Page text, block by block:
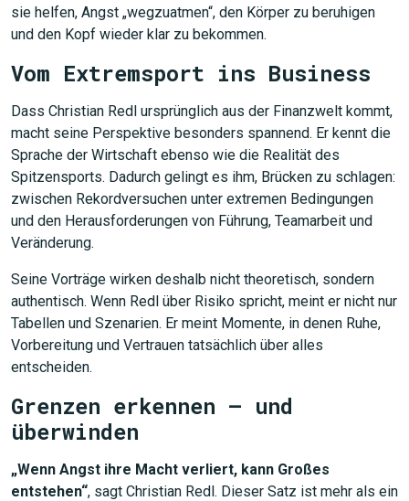
sie helfen, Angst „wegzuatmen“, den Körper zu beruhigen
und den Kopf wieder klar zu bekommen.
Vom Extremsport ins Business
Dass Christian Redl ursprünglich aus der Finanzwelt kommt,
macht seine Perspektive besonders spannend. Er kennt die
Sprache der Wirtschaft ebenso wie die Realität des
Spitzensports. Dadurch gelingt es ihm, Brücken zu schlagen:
zwischen Rekordversuchen unter extremen Bedingungen
und den Herausforderungen von Führung, Teamarbeit und
Veränderung.
Seine Vorträge wirken deshalb nicht theoretisch, sondern
authentisch. Wenn Redl über Risiko spricht, meint er nicht nur
Tabellen und Szenarien. Er meint Momente, in denen Ruhe,
Vorbereitung und Vertrauen tatsächlich über alles
entscheiden.
Grenzen erkennen – und
überwinden
„Wenn Angst ihre Macht verliert, kann Großes
entstehen“, sagt Christian Redl. Dieser Satz ist mehr als ein